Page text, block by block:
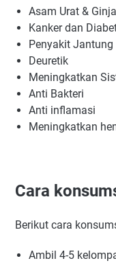
Asam Urat &
Kanker dan
Penyakit Jantung
Deuretik
Meningkatkan
Anti Bakteri
Anti inflamasi
Meningkatkan
Cara
Berikut cara
Ambil 4-5